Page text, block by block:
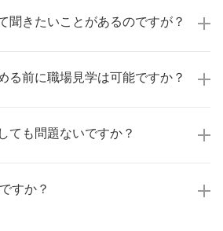
送られることはありません！
報をご確認いただいた上で、転職希
聞きたいことがあるのですが？
ます。
雰囲気、研修制度など、どんな小さ
る前に職場見学は可能ですか？
ています。実際の職場環境や働く人
で、より安心してご判断いただけま
ても問題ないですか？
ートいたします。「転職を考え始め
ら始めればいいか分からない」とい
すか？